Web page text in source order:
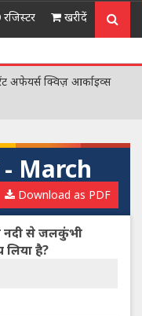
रजिस्टर खरीदें
अफेयर्स क्विज़ आर्काइव्स
March
Download as PDF
नदी से जलकुंभी
है?